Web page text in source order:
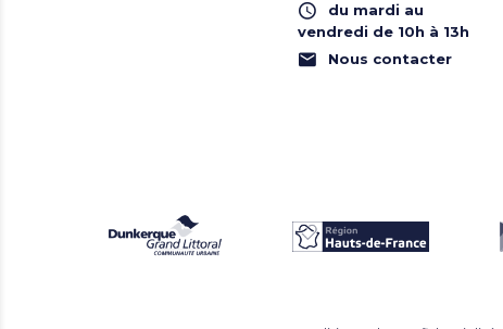
du mardi au
vendredi de 10h à 13h
Nous contacter